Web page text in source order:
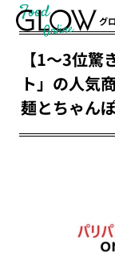
グ
Food
【1～3位
ト」の人気
麺とちゃん